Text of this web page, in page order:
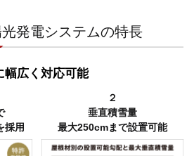
発電システムの特長
広く対応可能
採用
２
垂直積雪量
最大250cmまで設置可能